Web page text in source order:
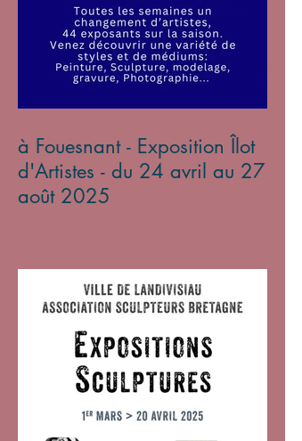
à Fouesnant - Exposition Îlot
d'Artistes - du 24 avril au 27
août 2025